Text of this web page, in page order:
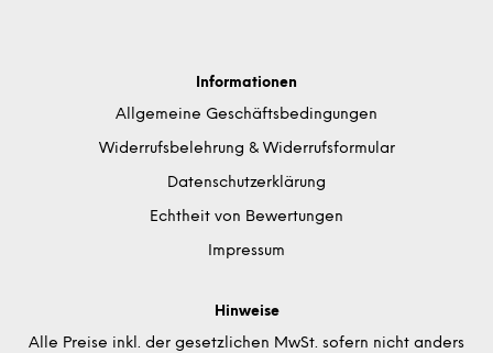
Informationen
Allgemeine Geschäftsbedingungen
Widerrufsbelehrung & Widerrufsformular
Datenschutzerklärung
Echtheit von Bewertungen
Impressum
Hinweise
Alle Preise inkl. der gesetzlichen MwSt. sofern nicht anders